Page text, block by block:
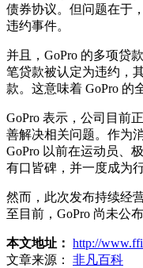
债券协议。但问题在于
违约事件。
并且，GoPro 的多项贷
笔贷款被认定为违约，
款。这意味着 GoPro 的
GoPro 表示，公司目前
善解决相关问题。作为
GoPro 以前在运动员、
有口皆碑，并一度成为
然而，此次发布持续经
至目前，GoPro 尚未公
本文地址： http://
文章来源：
非凡百科